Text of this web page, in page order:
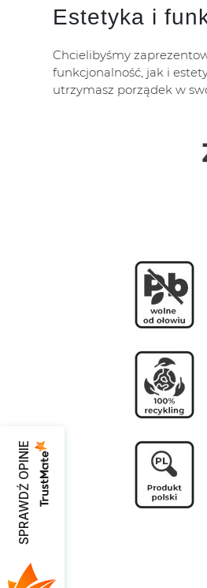
Estetyka i
Chcielibyśmy
funkcjonalność, jak i
utrzymasz porządek w
SPRAWDŹ OPINIE